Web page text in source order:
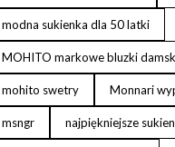
modna sukienka dla 50 latki
MOHITO markowe bluzki
mohito swetry Monnari
msngr najpiękniejsze